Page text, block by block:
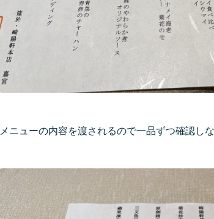
メニューの内容を渡されるので一品ずつ確認し